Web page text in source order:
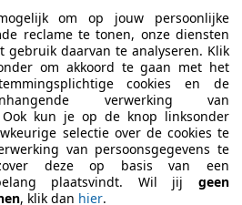
82 kWh ACC DCC PDC 360
om op jouw persoonlijke
reclame te tonen, onze diensten
gebruik daarvan te analyseren. Klik
om akkoord te gaan met het
cookies en de
verwerking van
Ook kun je op de knop linksonder
selectie over de cookies te
van persoonsgegevens te
deze op basis van een
plaatsvindt. Wil jij geen
, klik dan hier.